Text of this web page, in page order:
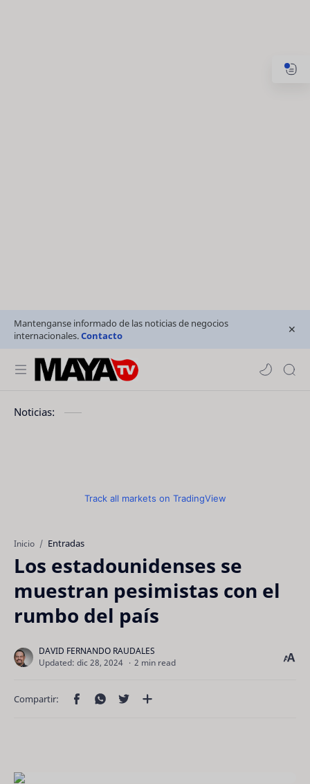
Mantenganse informado de las noticias de negocios
internacionales.Contacto
Noticias:
Track all markets on TradingView
Inicio Entradas
Los estadounidenses se
muestran pesimistas con el
rumbo del país
2 min read